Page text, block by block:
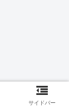
サイドバー